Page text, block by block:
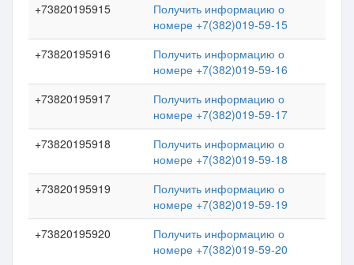
+73820195915
Получить информацию о
номере +7(382)019-59-15
+73820195916
Получить информацию о
номере +7(382)019-59-16
+73820195917
Получить информацию о
номере +7(382)019-59-17
+73820195918
Получить информацию о
номере +7(382)019-59-18
+73820195919
Получить информацию о
номере +7(382)019-59-19
+73820195920
Получить информацию о
номере +7(382)019-59-20